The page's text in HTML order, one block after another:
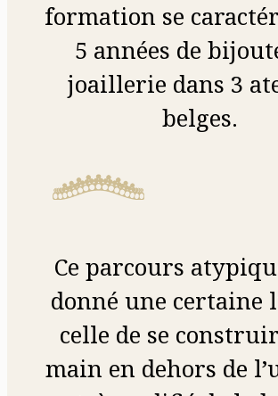
formation se
5 années de
joaillerie dans 3
belges.
Ce parcours
donné une certaine
celle de se
main en dehors de